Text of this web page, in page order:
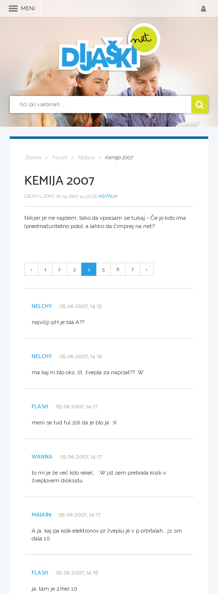
MENI
Domov Forum Matura Kemija 2007
KEMIJA 2007
OBJAVLJENO 16.04.2007, 14:52 ODASYNJA
Nikjer je ne najdem, tako da vprasam se tukaj - Če jo kdo ima
(predmaturitetno polo), a lahko da čimprej na net?
1 2 3 4 5 6 7
NELCHY 05.06.2007, 14:15
najvišji pH je bla A??
NELCHY 05.06.2007, 14:16
ma kaj ni blo oks. št. žvepla za napisat?? :W
FLASH 05.06.2007, 14:17
meni se tud ful zdi da je blo ja :K
WANNA 05.06.2007, 14:17
to mi je že več kdo rekel.. :W jst sem prebrala kisik v
žveplovem dioksidu
MAJA89 05.06.2007, 14:17
A ja. kaj pa kolk elektronov pr žveplu je v p orbitalah...jz sm
dala 10
FLASH 05.06.2007, 14:18
ja, tam je ziher 10